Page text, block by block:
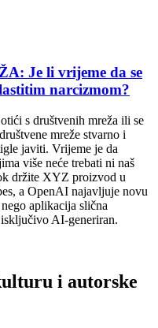
Je li vrijeme da se
narcizmom?
s društvenih mreža ili se
mreže stvarno i
javiti. Vrijeme je da
više neće trebati ni naš
držite XYZ proizvod u
a OpenAI najavljuje novu
aplikacija slična
AI-generiran.
i autorske